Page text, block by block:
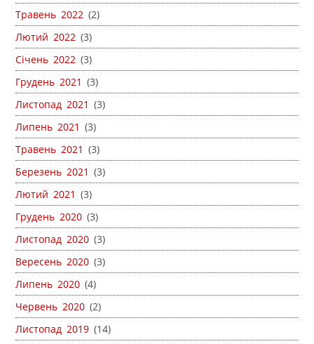
Травень 2022 (2)
Лютий 2022 (3)
Січень 2022 (3)
Грудень 2021 (3)
Листопад 2021 (3)
Липень 2021 (3)
Травень 2021 (3)
Березень 2021 (3)
Лютий 2021 (3)
Грудень 2020 (3)
Листопад 2020 (3)
Вересень 2020 (3)
Липень 2020 (4)
Червень 2020 (2)
Листопад 2019 (14)